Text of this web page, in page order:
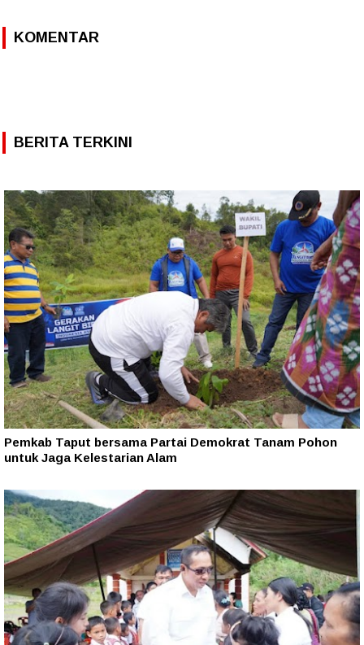
KOMENTAR
BERITA TERKINI
Pemkab Taput bersama Partai Demokrat Tanam Pohon
untuk Jaga Kelestarian Alam